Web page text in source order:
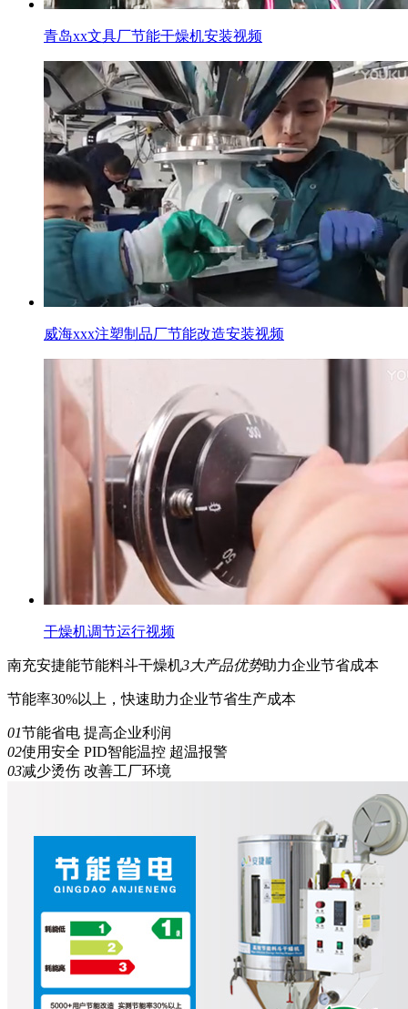
青岛xx文具厂节能干燥机安装视频
威海xxx注塑制品厂节能改造安装视频
干燥机调节运行视频
南充安捷能节能料斗干燥机3大产品优势助力企业节省成本
节能率30%以上，快速助力企业节省生产成本
01节能省电 提高企业利润
02使用安全 PID智能温控 超温报警
03减少烫伤 改善工厂环境